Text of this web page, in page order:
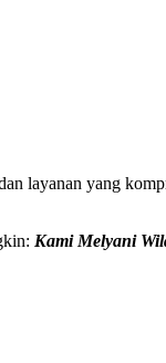
layanan yang
Kami Melyani